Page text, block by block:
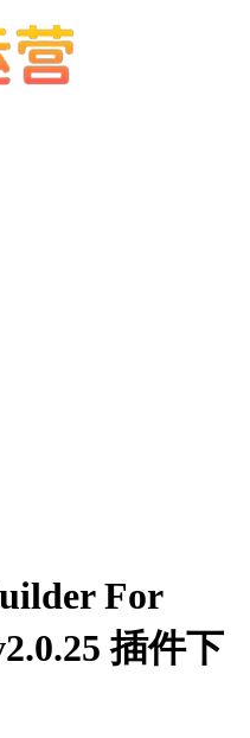
For
插件下